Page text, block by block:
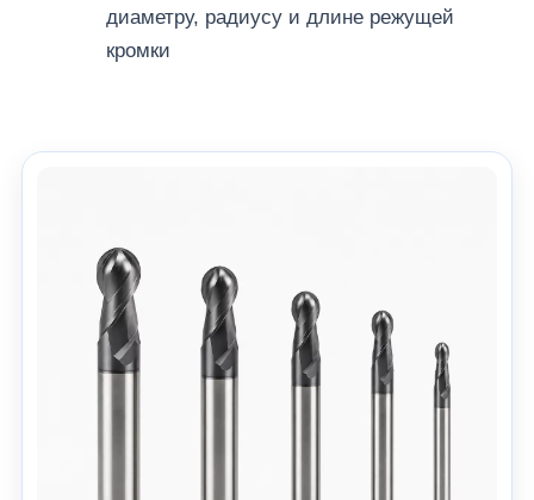
диаметру, радиусу и длине режущей
кромки